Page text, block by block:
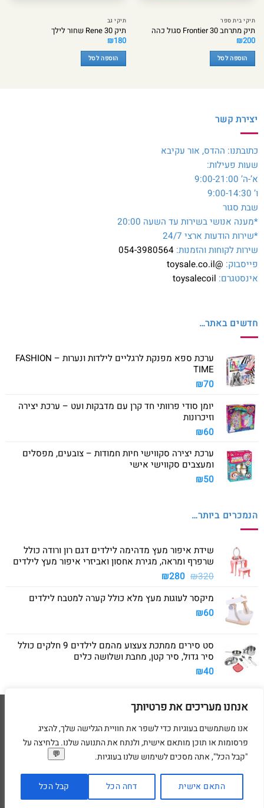
אנחנו מעריכים את פרטיותך
אנו משתמשים בעוגיות כדי לשפר את חוויית הגלישה שלך, להציג
פרסומות או תוכן מותאם אישית, ולנתח את התנועה שלנו. בלחיצה על
"קבל הכל", אתה מסכים לשימוש שלנו בעוגיות.
התאם אישית דחה הכל קבל הכל
תיקי בית ספר
תיק מתרחב Frontier 30 סגול כהה
₪200
הוספה לסל
תיקי גב
תיק Rene 30 שחור לילך
₪180
הוספה לסל
יצירת קשר
כתובתנו: ההדס, אור עקיבא
שעות פעילות:
א’-ה’ 9:00-21:00
ו’ 9:00-14:30
שבת סגור
*מענה אנושי בשירות עד השעה 20:00
*שירות הודעות ארצי 24/7
שירות לקוחות והזמנות: 054-3980564
פייסבוק: @toysale.co.il
אינסטגרם: toysalecoil
חדשים באתר…
ערכת ספא מפנקת לרגליים לילדות ונערות – FASHION
TIME
₪70
יומן סודי פרוותי חד קרן עם מדבקות ועט – ערכת יצירה
וזיכרונות
₪60
ערכת יצירה סקווישי חיות חמודות – צובעים, מפסלים
ומעצבים סקווישי אישי
₪50
הנמכרים ביותר…
שידת איפור מעץ מדהימה לילדים דגם רון ורודה כולל
שרפרף ומראה, מגירת אחסון ואביזרי איפור מעץ לילדים
₪320
המחיר
היה:
₪280 המחיר
הוא:
מיקסר לעוגות מעץ מלא כולל קערה למטבח לילדים
₪60
סט סירים ממתכת צעצוע מהמם לילדים 9 חלקים כולל
סיר גדול, סיר קטן, מחבת ושלושה כלים
₪40
Visa
MasterCard
Express
2
דף הבית מדיניות משלוחים מדיניות החזרת מוצרים תקנון מדיניות פרטיות
הסדרי נגישות בקשת מחיקת פרטים אישיים
בניית ועיצוב אתרי מסחר Code&Concept Copyright 2026 ©